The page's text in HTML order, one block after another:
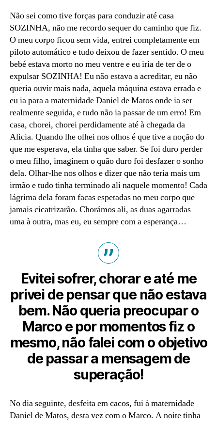
Não sei como tive forças para conduzir até casa
SOZINHA, não me recordo sequer do caminho que fiz.
O meu corpo ficou sem vida, entrei completamente em
piloto automático e tudo deixou de fazer sentido. O meu
bebé estava morto no meu ventre e eu iria de ter de o
expulsar SOZINHA! Eu não estava a acreditar, eu não
queria ouvir mais nada, aquela máquina estava errada e
eu ia para a maternidade Daniel de Matos onde ia ser
realmente seguida, e tudo não ia passar de um erro! Em
casa, chorei, chorei perdidamente até à chegada da
Alicia. Quando lhe olhei nos olhos é que tive a noção do
que me esperava, ela tinha que saber. Se foi duro perder
o meu filho, imaginem o quão duro foi desfazer o sonho
dela. Olhar-lhe nos olhos e dizer que não teria mais um
irmão e tudo tinha terminado ali naquele momento! Cada
lágrima dela foram facas espetadas no meu corpo que
jamais cicatrizarão. Chorámos ali, as duas agarradas
uma à outra, mas eu, eu sempre com a esperança…
Evitei sofrer, chorar e até me
privei de pensar que não estava
bem. Não queria preocupar o
Marco e por momentos fiz o
mesmo, não falei com o objetivo
de passar a mensagem de
superação!
No dia seguinte, desfeita em cacos, fui à maternidade
Daniel de Matos, desta vez com o Marco. A noite tinha